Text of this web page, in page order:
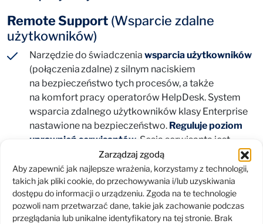
Zarządzaj zgodą
Aby zapewnić jak najlepsze wrażenia, korzystamy z technologii,
takich jak pliki cookie, do przechowywania i/lub uzyskiwania
dostępu do informacji o urządzeniu. Zgoda na te technologie
pozwoli nam przetwarzać dane, takie jak zachowanie podczas
przeglądania lub unikalne identyfikatory na tej stronie. Brak
Remote Support (Wsparcie zdalne
użytkowników)
Narzędzie do świadczenia wsparcia użytkowników
(połączenia zdalne) z silnym naciskiem
na bezpieczeństwo tych procesów, a także
na komfort pracy operatorów HelpDesk. System
wsparcia zdalnego użytkowników klasy Enterprise
nastawione na bezpieczeństwo. Reguluje poziom
uprawnień serwisantów . Sesja serwisanta jest
pełna rozliczalność pracy
mogą się odbywaćbez tuneli VPN. Automatyczne
wprowadzanie poświadczeń bezpośrednio do sesji
uprzywilejowanychoddziela użytkowników
od haseł.